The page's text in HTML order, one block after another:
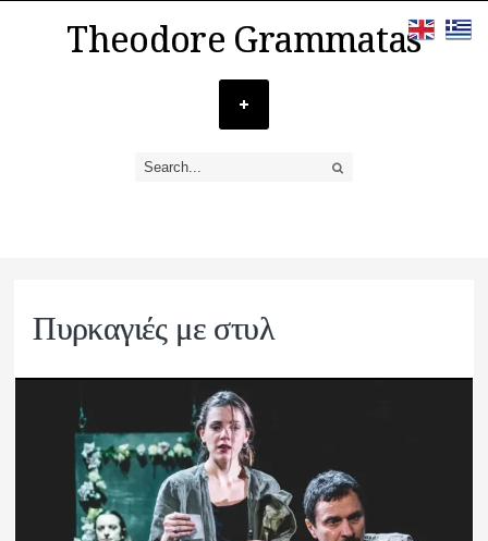
Theodore Grammatas
Πυρκαγιές με στυλ